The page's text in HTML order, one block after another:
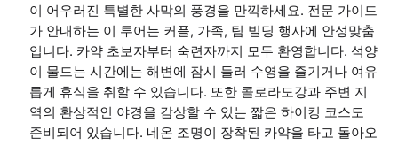
이 어우러진 특별한 사막의 풍경을 만끽하세요. 전문 가이드
가 안내하는 이 투어는 커플, 가족, 팀 빌딩 행사에 안성맞춤
입니다. 카약 초보자부터 숙련자까지 모두 환영합니다. 석양
이 물드는 시간에는 해변에 잠시 들러 수영을 즐기거나 여유
롭게 휴식을 취할 수 있습니다. 또한 콜로라도강과 주변 지
역의 환상적인 야경을 감상할 수 있는 짧은 하이킹 코스도
준비되어 있습니다. 네온 조명이 장착된 카약을 타고 돌아오